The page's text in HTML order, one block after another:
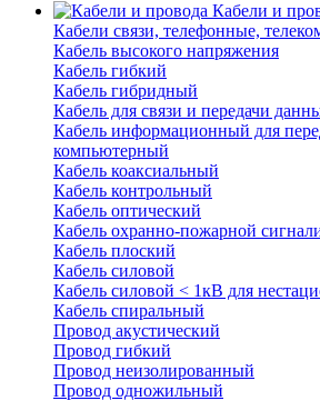
Кабели и
Кабели связи, телефонные,
Кабель высокого напряжения
Кабель гибкий
Кабель гибридный
Кабель для связи и передачи
Кабель информационный для
компьютерный
Кабель коаксиальный
Кабель контрольный
Кабель оптический
Кабель охранно-пожарной
Кабель плоский
Кабель силовой
Кабель силовой < 1кВ для
Кабель спиральный
Провод акустический
Провод гибкий
Провод неизолированный
Провод одножильный